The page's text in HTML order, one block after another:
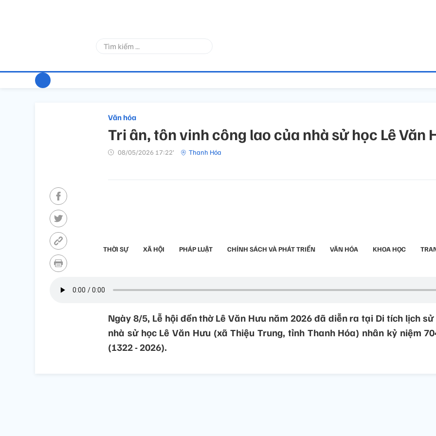
THỜI SỰ XÃ HỘI PHÁP LUẬT CHÍNH SÁCH VÀ PHÁT TRIỂN VĂN HÓA KHOA HỌC
Văn hóa
Tri ân, tôn vinh công lao của nhà sử học Lê Văn
08/05/2026 17:22’ Thanh Hóa
Ngày 8/5, Lễ hội đền thờ Lê Văn Hưu năm 2026 đã diễn ra tại Di tích lịch
nhà sử học Lê Văn Hưu (xã Thiệu Trung, tỉnh Thanh Hóa) nhân kỷ niệm
(1322 - 2026).